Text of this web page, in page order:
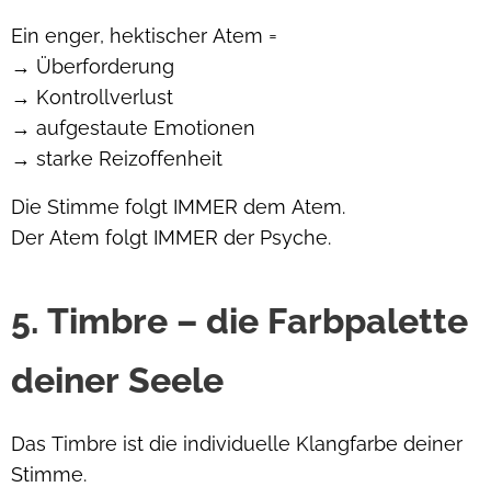
Ein enger, hektischer Atem =
→ Überforderung
→ Kontrollverlust
→ aufgestaute Emotionen
→ starke Reizoffenheit
Die Stimme folgt IMMER dem Atem.
Der Atem folgt IMMER der Psyche.
5. Timbre – die Farbpalette
deiner Seele
Das Timbre ist die individuelle Klangfarbe deiner
Stimme.